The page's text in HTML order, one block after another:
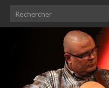
Search for: